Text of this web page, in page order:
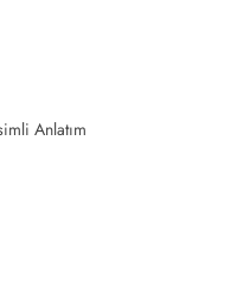
Anlatım